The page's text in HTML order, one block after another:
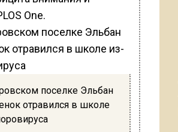
One.
поселке Эльбан
отравился в школе